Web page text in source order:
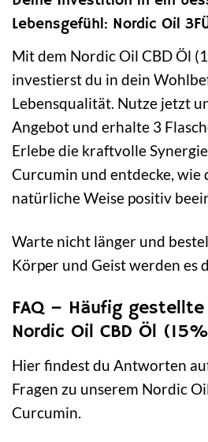
Lebensgefühl: Nordic Oil
Mit dem Nordic Oil CBD Öl
investierst du in dein
Lebensqualität. Nutze jetzt
Angebot und erhalte 3
Erlebe die kraftvolle
Curcumin und entdecke, wie
natürliche Weise positiv
Warte nicht länger und
Körper und Geist werden es
FAQ – Häufig gestellte
Nordic Oil CBD Öl
Hier findest du Antworten
Fragen zu unserem Nordic
Curcumin.